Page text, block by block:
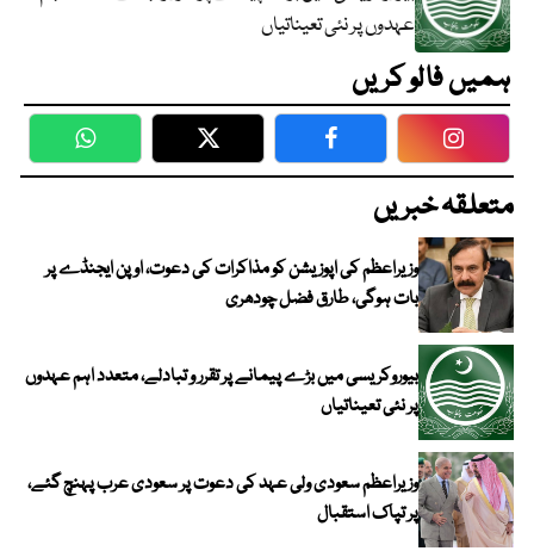
عہدوں پر نئی تعیناتیاں
ہمیں فالو کریں
WhatsApp Twitter Facebook
متعلقہ خبریں
وزیراعظم کی اپوزیشن کو مذاکرات کی دعوت، اوپن ایجنڈے پر
بات ہوگی، طارق فضل چودھری
بیوروکریسی میں بڑے پیمانے پر تقرر و تبادلے، متعدد اہم عہدوں
پر نئی تعیناتیاں
وزیراعظم سعودی ولی عہد کی دعوت پر سعودی عرب پہنچ گئے،
پر تپاک استقبال